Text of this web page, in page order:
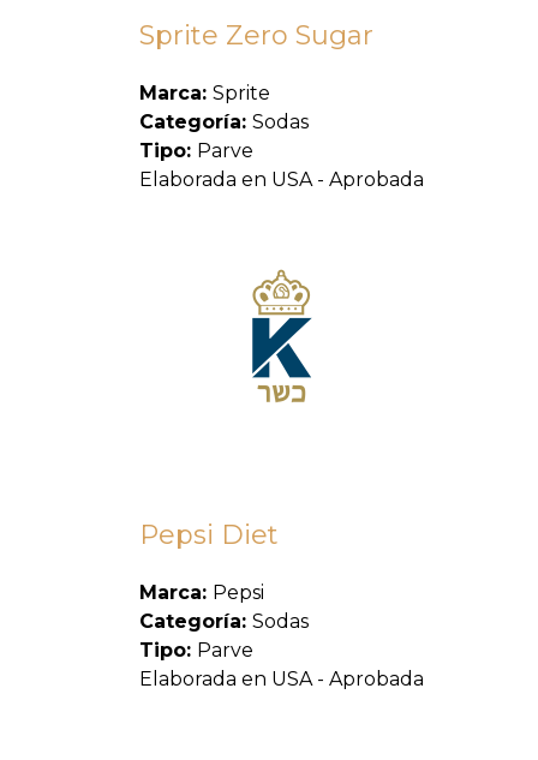
Sprite Zero Sugar
Marca: Sprite
Categoría: Sodas
Tipo: Parve
Elaborada en USA - Aprobada
Pepsi Diet
Marca: Pepsi
Categoría: Sodas
Tipo: Parve
Elaborada en USA - Aprobada